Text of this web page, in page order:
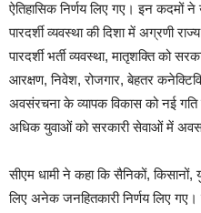
ऐतिहासिक निर्णय लिए गए। इन कदमों
पारदर्शी व्यवस्था की दिशा में अग्रणी
पारदर्शी भर्ती व्यवस्था, मातृशक्ति को
आरक्षण, निवेश, रोजगार, बेहतर
अवसंरचना के व्यापक विकास को नई गति
अधिक युवाओं को सरकारी सेवाओं में
सीएम धामी ने कहा कि सैनिकों,
लिए अनेक जनहितकारी निर्णय लिए